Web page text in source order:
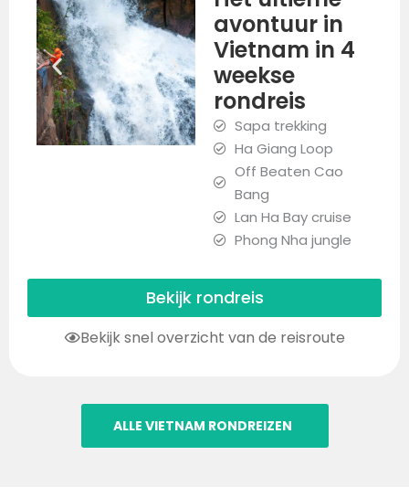
avontuur in
Vietnam in 4
weekse
rondreis
Sapa trekking
Ha Giang Loop
Off Beaten Cao
Bang
Lan Ha Bay cruise
Phong Nha jungle
Bekijk rondreis
Bekijk snel overzicht van de reisroute
ALLE VIETNAM RONDREIZEN